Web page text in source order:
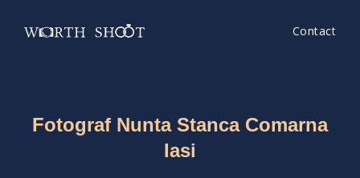
Contact
Fotograf Nunta Stanca Comarna
Iasi